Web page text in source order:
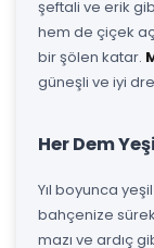
şeftali ve erik
hem de çiçek
bir şölen katar.
güneşli ve iyi
Her Dem
Yıl boyunca
bahçenize
mazı ve ardıç